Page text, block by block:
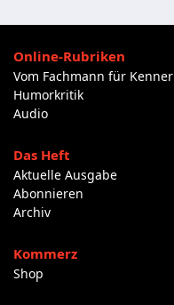
Online-Rubriken
Vom Fachmann für Kenner
Humorkritik
Audio
Das Heft
Aktuelle Ausgabe
Abonnieren
Archiv
Kommerz
Shop